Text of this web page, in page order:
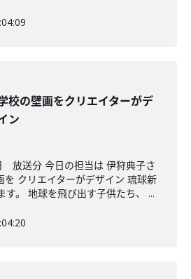
校の壁画をクリエイターがデ
ン
放送分 今日の担当は 伊狩典子さ
を クリエイターがデザイン 琉球新
す。 地球を飛び出す子供たち、 ...